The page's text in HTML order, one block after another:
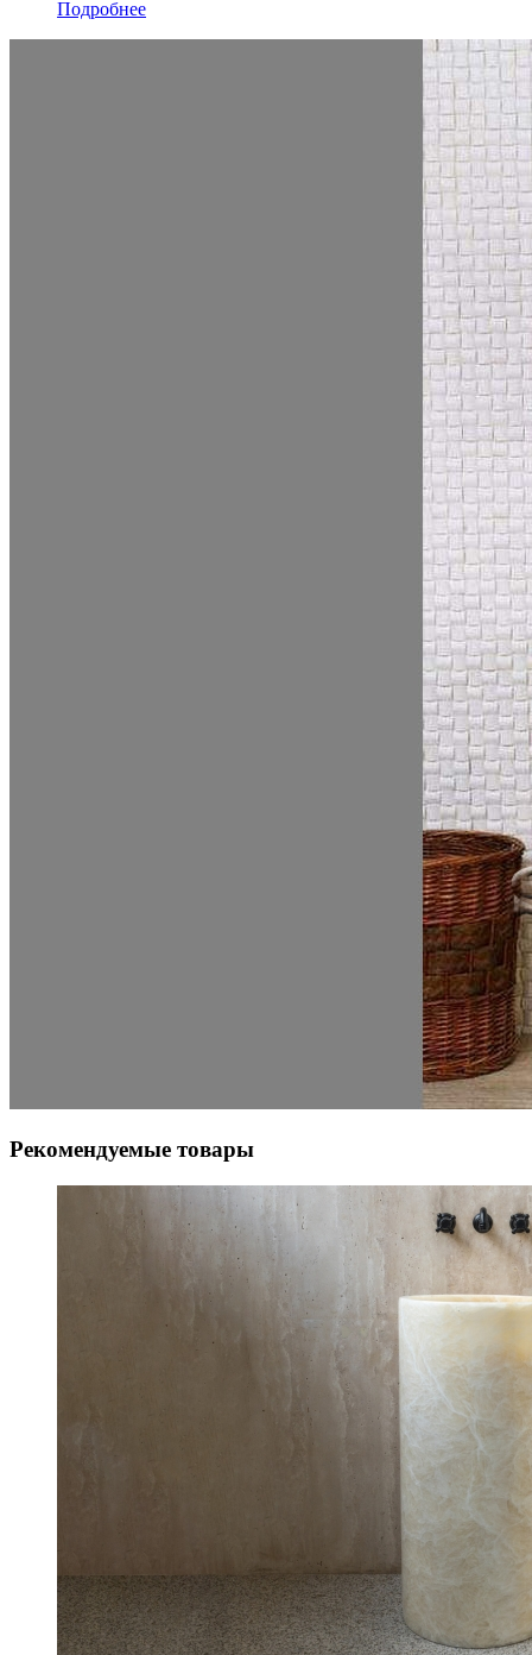
Подробнее
Рекомендуемые товары